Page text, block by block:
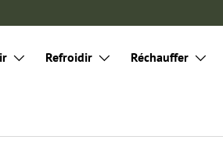
Refroidir Réchauffer